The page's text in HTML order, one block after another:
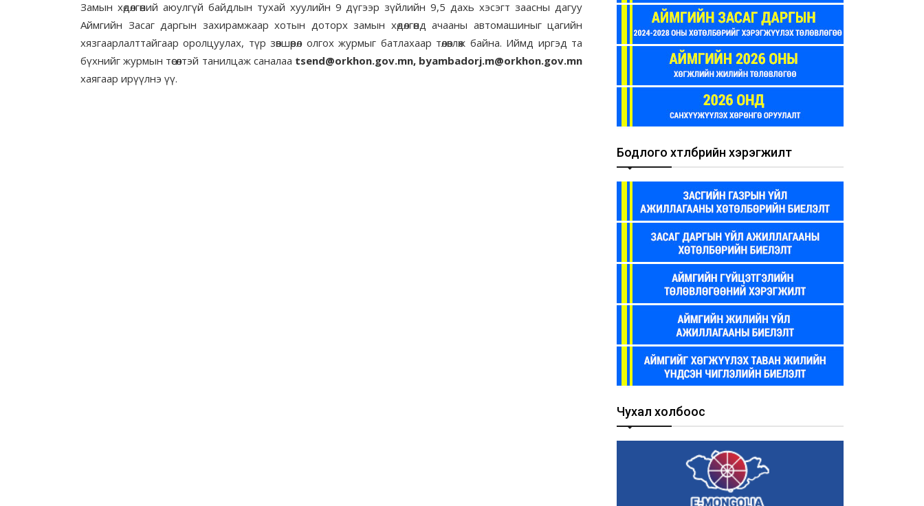
Замын хөдөлгөөний аюулгүй байдлын тухай хуулийн 9 дүгээр зүйлийн 9,5 дахь хэсэгт заасны дагуу
Аймгийн Засаг даргын захирамжаар хотын доторх замын хөдөлгөөнд ачааны автомашиныг цагийн
хязгаарлалттайгаар оролцуулах, түр зөвшөөрөл олгох журмыг батлахаар төлөвлөж байна. Иймд иргэд та
бүхнийг журмын төсөлтэй танилцаж саналаа tsend@orkhon.gov.mn, byambadorj.m@orkhon.gov.mn
хаягаар ирүүлнэ үү.
Бодлого хөтөлбөрийн хэрэгжилт
Чухал холбоос